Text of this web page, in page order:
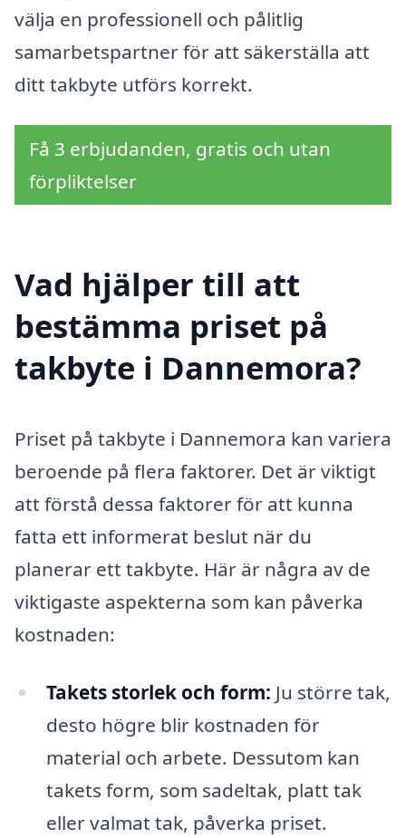
välja en professionell och pålitlig
samarbetspartner för att säkerställa att
ditt takbyte utförs korrekt.
Få 3 erbjudanden, gratis och utan
förpliktelser
Vad hjälper till att
bestämma priset på
takbyte i Dannemora?
Priset på takbyte i Dannemora kan variera
beroende på flera faktorer. Det är viktigt
att förstå dessa faktorer för att kunna
fatta ett informerat beslut när du
planerar ett takbyte. Här är några av de
viktigaste aspekterna som kan påverka
kostnaden:
Takets storlek och form: Ju större tak,
desto högre blir kostnaden för
material och arbete. Dessutom kan
takets form, som sadeltak, platt tak
eller valmat tak, påverka priset.